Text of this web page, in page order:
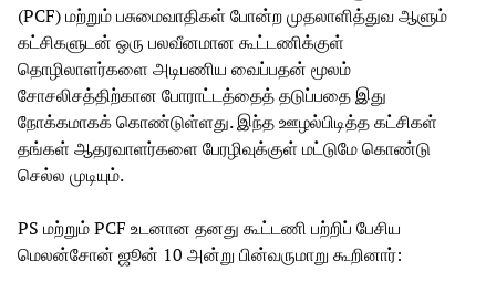
(PCF) மற்றும் பசுமைவாதிகள் போன்ற முதலாளித்துவ ஆளும்
கட்சிகளுடன் ஒரு பலவீனமான கூட்டணிக்குள்
தொழிலாளர்களை அடிபணிய வைப்பதன் மூலம்
சோசலிசத்திற்கான போராட்டத்தைத் தடுப்பதை இது
நோக்கமாகக் கொண்டுள்ளது. இந்த ஊழல்பிடித்த கட்சிகள்
தங்கள் ஆதரவாளர்களை பேரழிவுக்குள் மட்டுமே கொண்டு
செல்ல முடியும்.
PS மற்றும் PCF உடனான தனது கூட்டணி பற்றிப் பேசிய
மெலன்சோன் ஜூன் 10 அன்று பின்வருமாறு கூறினார்: